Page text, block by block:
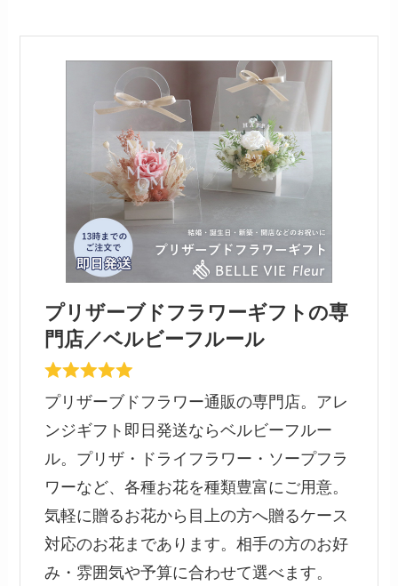
プリザーブドフラワーギフトの専
門店／ベルビーフルール
プリザーブドフラワー通販の専門店。アレ
ンジギフト即日発送ならベルビーフルー
ル。プリザ・ドライフラワー・ソープフラ
ワーなど、各種お花を種類豊富にご用意。
気軽に贈るお花から目上の方へ贈るケース
対応のお花まであります。相手の方のお好
み・雰囲気や予算に合わせて選べます。